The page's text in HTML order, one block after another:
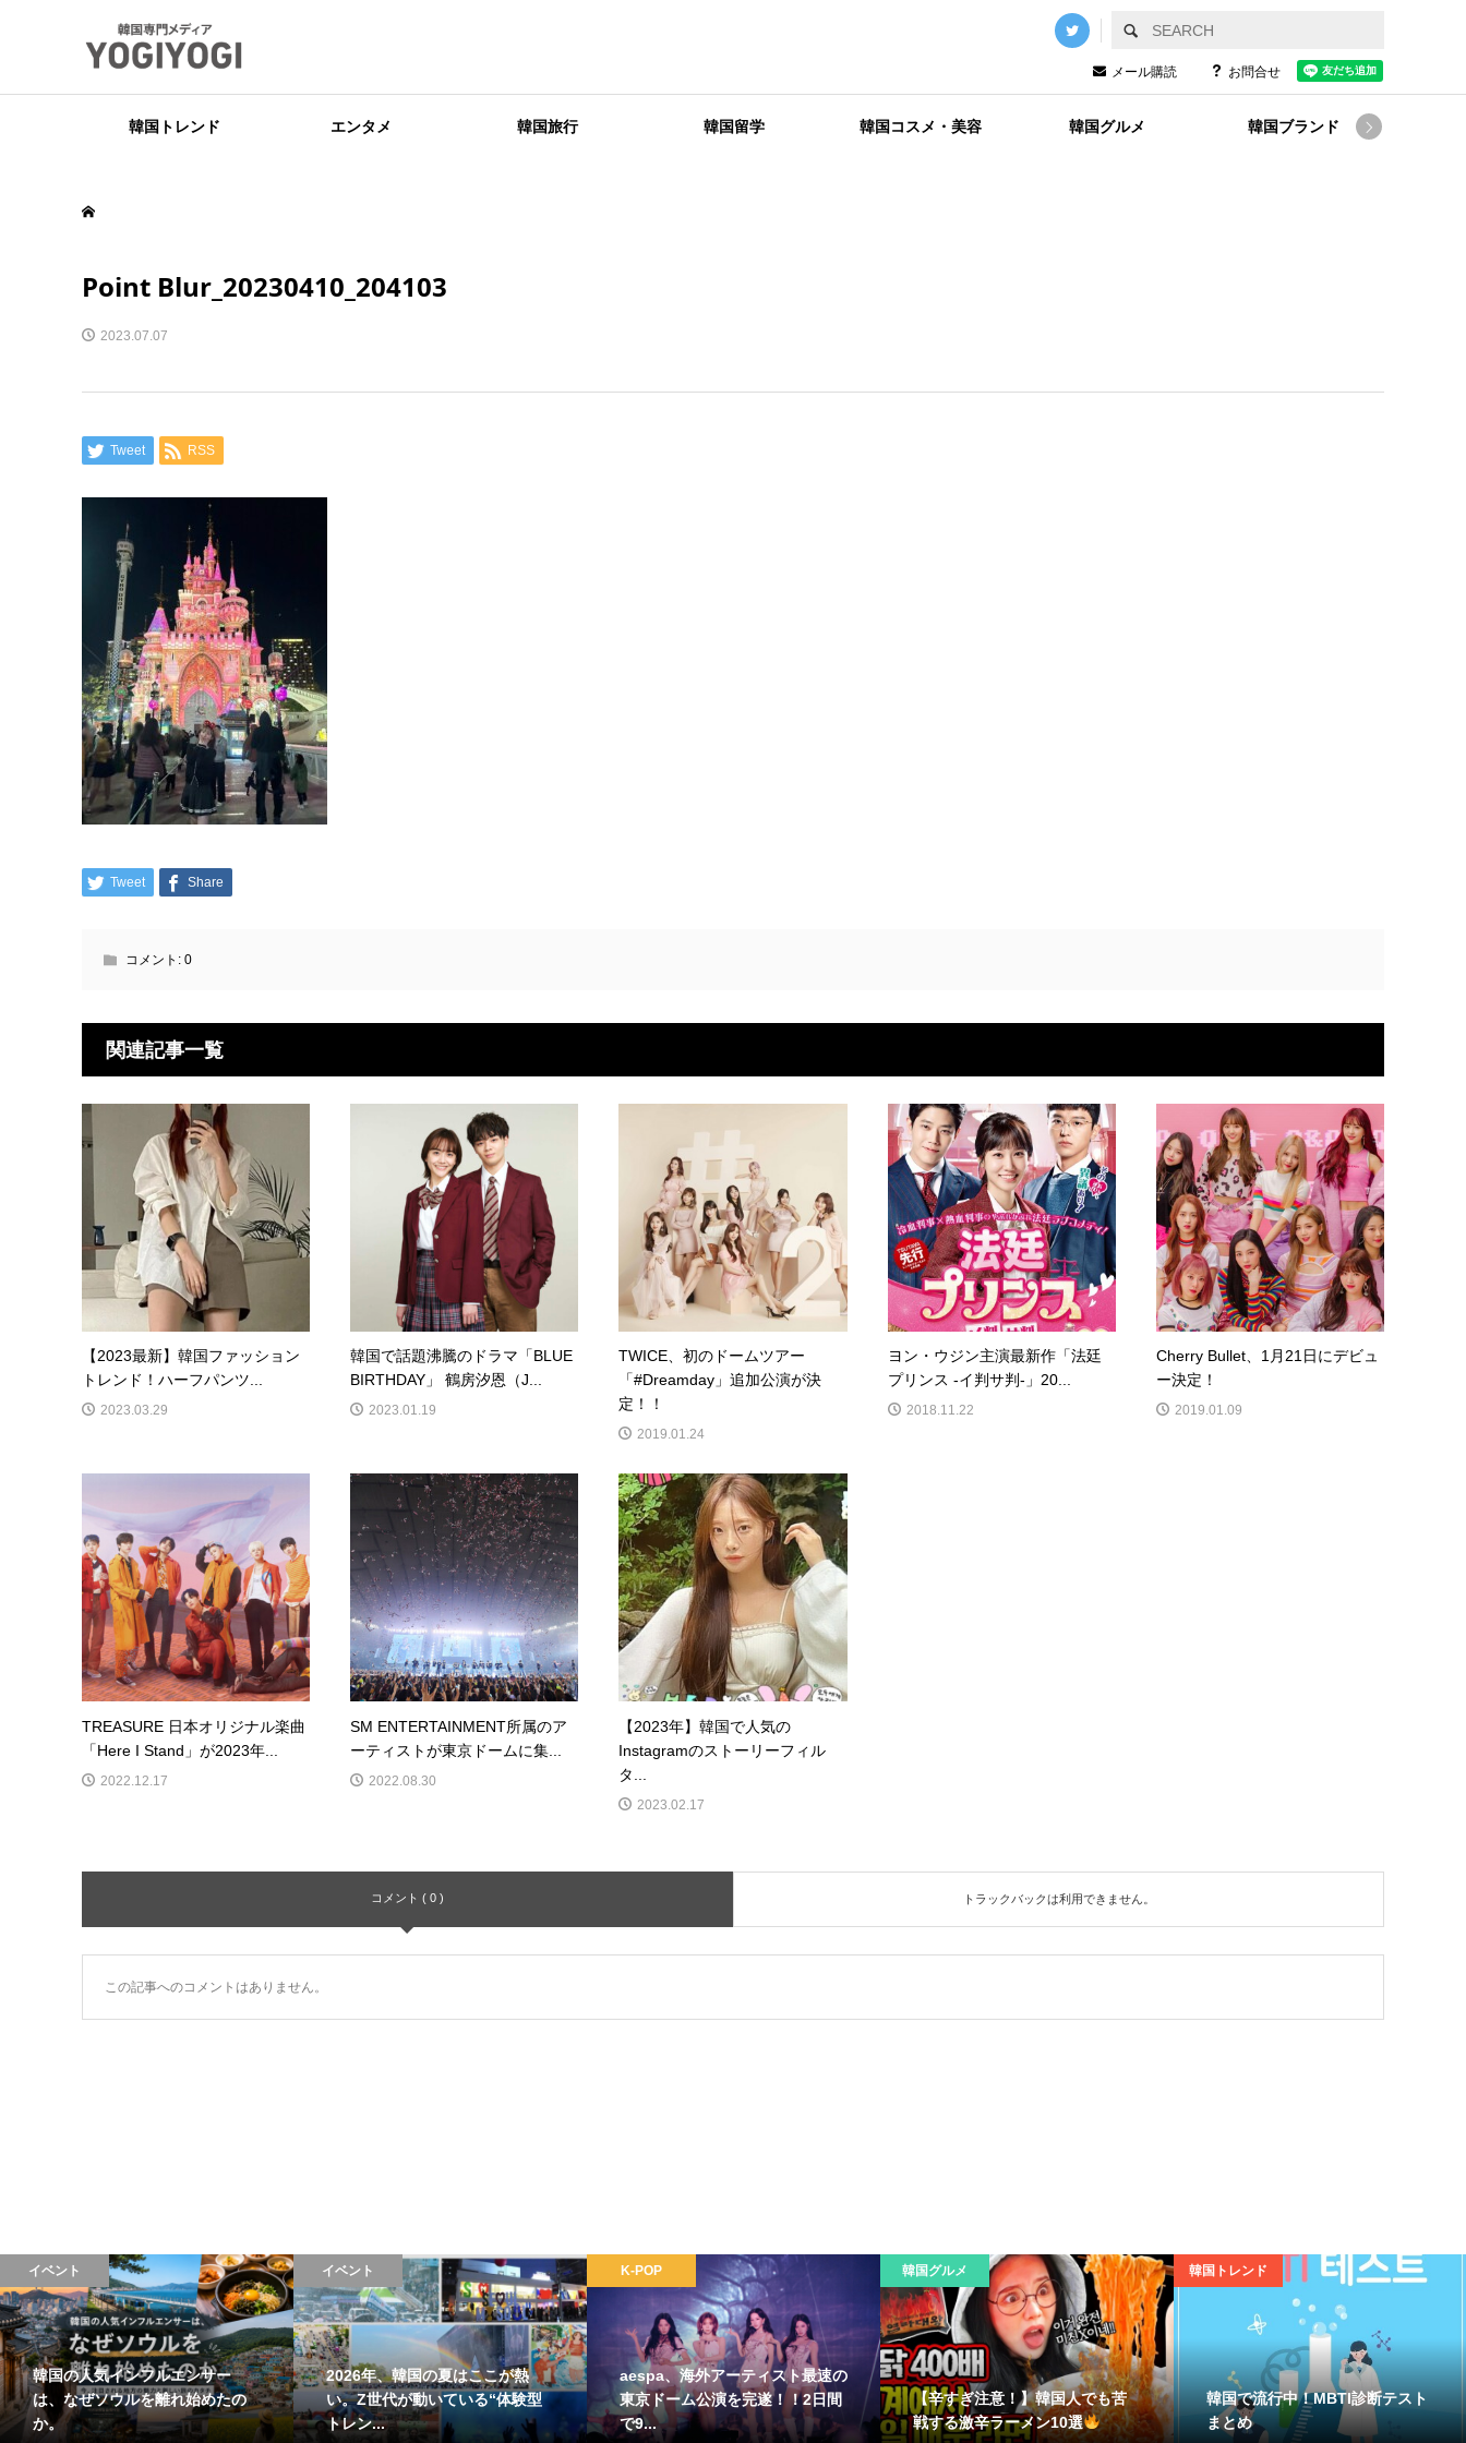
メール購読 お問合せ
韓国トレンド エンタメ 韓国旅行 韓国留学 韓国コスメ・美容 韓国グルメ 韓国ブランド 
Point Blur_20230410_204103
2023.07.07
Tweet RSS
Tweet Share
コメント: 0
関連記事一覧
【2023最新】韓国ファッション
トレンド！ハーフパンツ...
2023.03.29
韓国で話題沸騰のドラマ「BLUE
BIRTHDAY」 鶴房汐恩（J...
2023.01.19
TWICE、初のドームツアー
「#Dreamday」追加公演が決
定！！
2019.01.24
ヨン・ウジン主演最新作「法廷
プリンス -イ判サ判-」20...
2018.11.22
Cherry Bullet、1月21日にデビュ
ー決定！
2019.01.09
TREASURE 日本オリジナル楽曲
「Here I Stand」が2023年...
2022.12.17
SM ENTERTAINMENT所属のア
ーティストが東京ドームに集...
2022.08.30
【2023年】韓国で人気の
Instagramのストーリーフィル
タ...
2023.02.17
コメント ( 0 ) トラックバックは利用できません。
この記事へのコメントはありません。
イベント
韓国の人気インフルエンサー
は、なぜソウルを離れ始めたの
か。
イベント
2026年、韓国の夏はここが熱
い。Z世代が動いている“体験型
トレン...
K-POP
aespa、海外アーティスト最速の
東京ドーム公演を完遂！！2日間
で9...
韓国グルメ
【辛すぎ注意！】韓国人でも苦
戦する激辛ラーメン10選
韓国トレンド
韓国で流行中！MBTI診断テスト
まとめ